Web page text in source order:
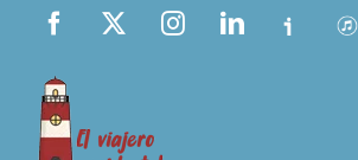
Saltar
contenido
Facebook InstagramLinkedIn
Ivoox